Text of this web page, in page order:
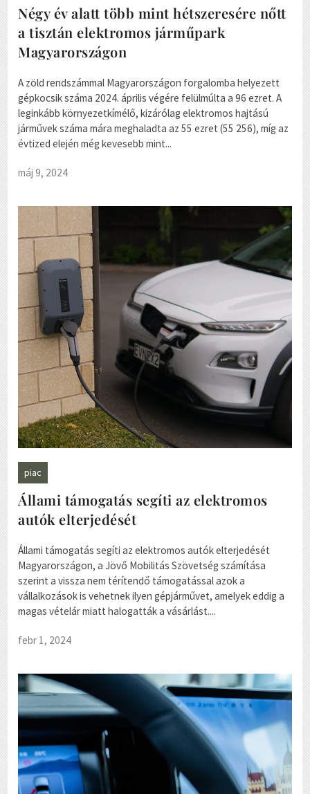
Négy év alatt több mint hétszeresére nőtt
a tisztán elektromos járműpark
Magyarországon
A zöld rendszámmal Magyarországon forgalomba helyezett
gépkocsik száma 2024. április végére felülmúlta a 96 ezret. A
leginkább környezetkímélő, kizárólag elektromos hajtású
járművek száma mára meghaladta az 55 ezret (55 256), míg az
évtized elején még kevesebb mint...
máj 9, 2024
piac
Állami támogatás segíti az elektromos
autók elterjedését
Állami támogatás segíti az elektromos autók elterjedését
Magyarországon, a Jövő Mobilitás Szövetség számítása
szerint a vissza nem térítendő támogatással azok a
vállalkozások is vehetnek ilyen gépjárművet, amelyek eddig a
magas vételár miatt halogatták a vásárlást....
febr 1, 2024